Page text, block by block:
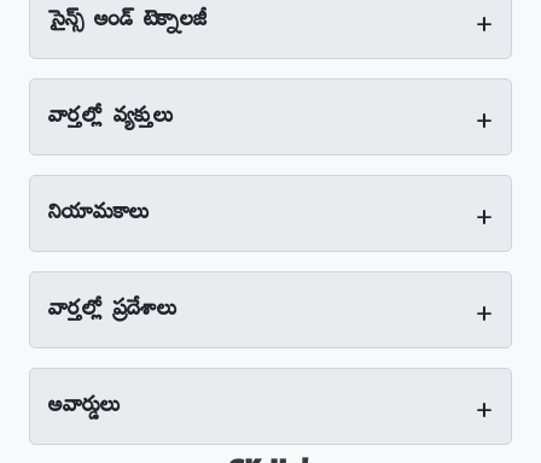
సైన్స్‌ అండ్‌ టెక్నాలజీ +
వార్తల్లో వ్యక్తులు +
నియామకాలు +
వార్తల్లో ప్రదేశాలు +
అవార్డులు +